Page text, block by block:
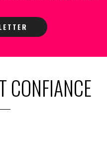
CONFIANCE